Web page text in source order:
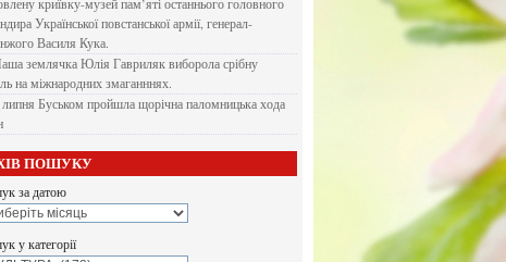
криївку-музей пам’яті останнього головного
Української повстанської армії, генерал-
Василя Кука.
землячка Юлія Гавриляк виборола срібну
на міжнародних змаганннях.
Буськом пройшла щорічна паломницька хода
ПОШУКУ
за датою
у категорії